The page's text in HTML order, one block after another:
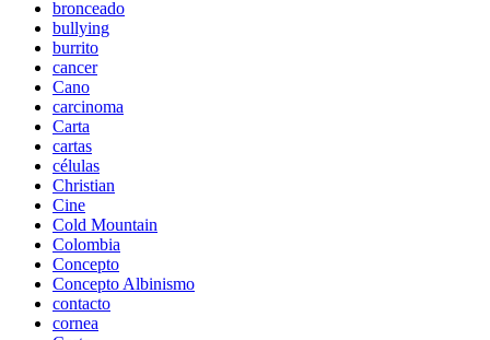
bronceado
bullying
burrito
cancer
Cano
carcinoma
Carta
cartas
células
Christian
Cine
Cold Mountain
Colombia
Concepto
Concepto Albinismo
contacto
cornea